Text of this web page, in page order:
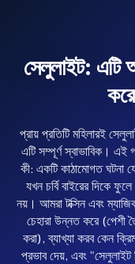
সেলুলাইট: এটি
প্রায় প্রতিটি মহিলারই
এটি সম্পূর্ণ স্বাভাবিক। এই
কী: একটি কাঠামোগত ঘটনা
যখন চর্বি বাইরের দিকে
নয়। আমরা টক্সিন এবং
চেহারা উন্নত করে (পেশী
করা), ব্যাখ্যা করব কেন
প্রভাব দেয়, এবং "সেলুলাইট